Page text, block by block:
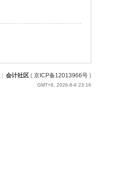
会计社区 ( 京ICP备12013966号 )
GMT+8, 2026-8-8 23:16